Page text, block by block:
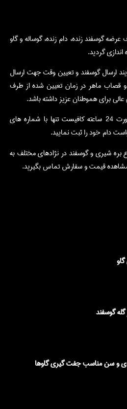
گوسفند زنده، دام زنده، گوساله و گاو
ارسال گوسفند و تعیین وقت جهت ارسال
و قصاب ماهر در زمان تعیین شده از طرف
برای هموطنان عزیز داشته باشد.
برای دریافت خدمات ما به صورت 24 ساعته کافیست تنها با شماره های
دام خود را ثبت نمایید.
شیری و گوسفند در نژادهای مختلف به
مشاهده قیمت و سفارش تماس بگیرید.
گوسفند